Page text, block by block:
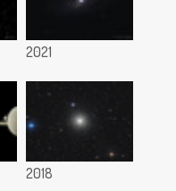
2021
2018